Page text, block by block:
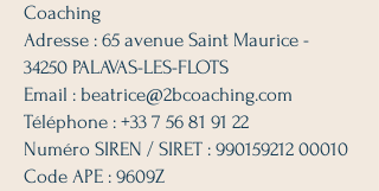
Coaching
Adresse : 65 avenue Saint Maurice -
34250 PALAVAS-LES-FLOTS
Email : beatrice@2bcoaching.com
Téléphone : +33 7 56 81 91 22
Numéro SIREN / SIRET : 990159212 00010
Code APE : 9609Z